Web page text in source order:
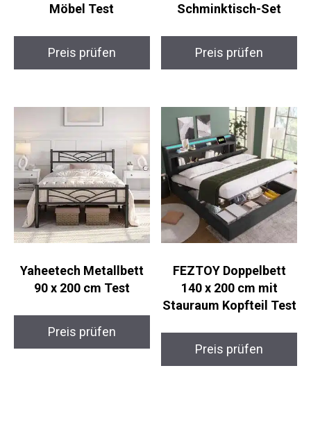
Möbel Test
Preis prüfen
Schminktisch-Set
Preis prüfen
Yaheetech Metallbett
90 x 200 cm Test
Preis prüfen
FEZTOY Doppelbett
140 x 200 cm mit
Stauraum Kopfteil Test
Preis prüfen